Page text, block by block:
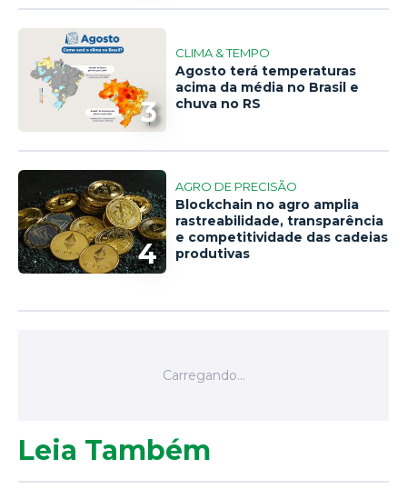
3
CLIMA & TEMPO
Agosto terá temperaturas
acima da média no Brasil e
chuva no RS
4
AGRO DE PRECISÃO
Blockchain no agro amplia
rastreabilidade, transparência
e competitividade das cadeias
produtivas
Leia Também